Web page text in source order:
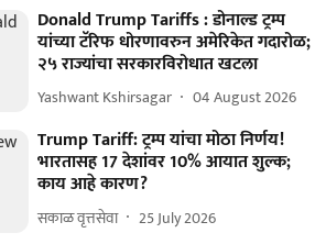
Donald Trump Tariffs : डोनाल्ड ट्रम्प
यांच्या टॅरिफ धोरणावरुन अमेरिकेत गदारोळ;
२५ राज्यांचा सरकारविरोधात खटला
Yashwant Kshirsagar 04 August 2026
Trump Tariff: ट्रम्प यांचा मोठा निर्णय!
भारतासह 17 देशांवर 10% आयात शुल्क;
काय आहे कारण?
सकाळ वृत्तसेवा 25 July 2026